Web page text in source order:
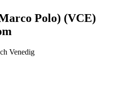
Polo) (VCE)
Venedig